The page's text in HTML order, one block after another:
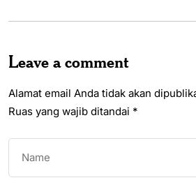
Leave a comment
Alamat email Anda tidak akan
Ruas yang wajib ditandai *